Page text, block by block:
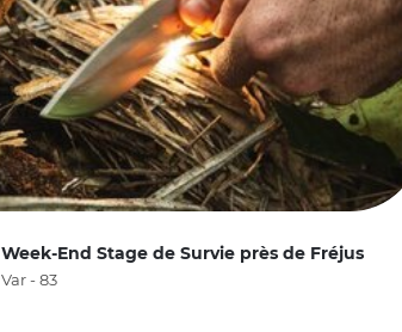
Week-End Stage de Survie près de Fréjus
Var - 83